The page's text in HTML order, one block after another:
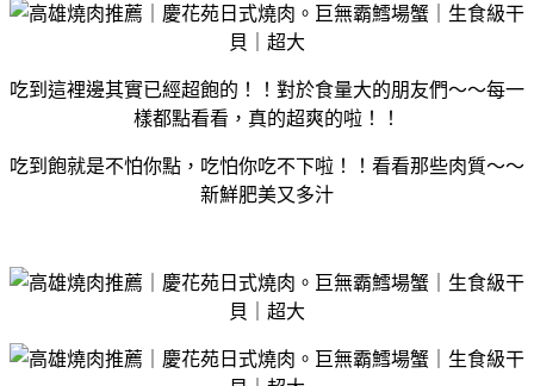
吃到這裡邊其實已經超飽的！！對於食量大的朋友們～～每一
樣都點看看，真的超爽的啦！！
吃到飽就是不怕你點，吃怕你吃不下啦！！看看那些肉質～～
新鮮肥美又多汁